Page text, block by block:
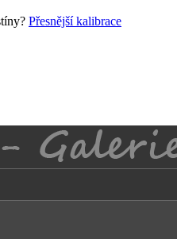
Přesnější kalibrace